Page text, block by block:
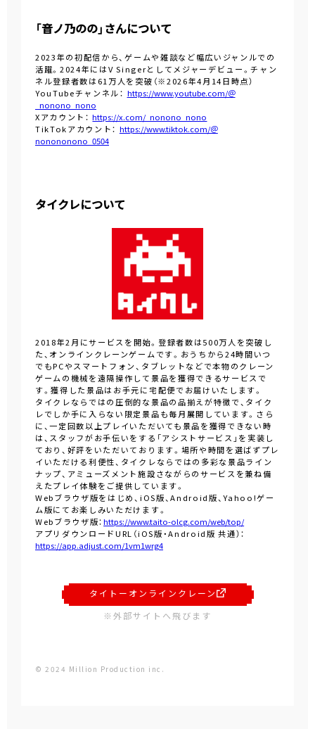
「音ノ乃のの」さんについて
2023年の初配信から、ゲームや雑談など幅広いジャンルでの
活躍。2024年にはV Singerとしてメジャーデビュー。チャン
ネル登録者数は61万人を突破（※2026年4月14日時点）
YouTubeチャンネル： https://www.youtube.com/＠
_nonono_nono
Xアカウント：https://x.com/_nonono_nono
TikTokアカウント： https://www.tiktok.com/＠
nonononono_0504
タイクレについて
2018年2月にサービスを開始。登録者数は500万人を突破し
た、オンラインクレーンゲームです。おうちから24時間いつ
でもPCやスマートフォン、タブレットなどで本物のクレーン
ゲームの機械を遠隔操作して景品を獲得できるサービスで
す。獲得した景品はお手元に宅配便でお届けいたします。
タイクレならではの圧倒的な景品の品揃えが特徴で、タイク
レでしか手に入らない限定景品も毎月展開しています。さら
に、一定回数以上プレイいただいても景品を獲得できない時
は、スタッフがお手伝いをする「アシストサービス」を実装し
ており、好評をいただいております。場所や時間を選ばずプレ
イいただける利便性、タイクレならではの多彩な景品ライン
ナップ、アミューズメント施設さながらのサービスを兼ね備
えたプレイ体験をご提供しています。
Webブラウザ版をはじめ、iOS版、Android版、Yahoo!ゲー
ム版にてお楽しみいただけます。
Webブラウザ版：https://www.taito-olcg.com/web/top/
アプリダウンロードURL（iOS版・Android版 共通）：
https://app.adjust.com/1vm1wrg4
タイトーオンラインクレーン
※外部サイトへ飛びます
© 2024 Million Production inc.